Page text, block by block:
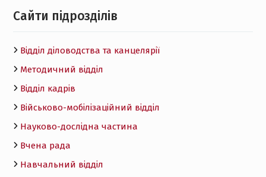
Cайти підрозділів
Відділ діловодства та канцелярії
Методичний відділ
Відділ кадрів
Військово-мобілізаційний відділ
Науково-дослідна частина
Вчена рада
Навчальний відділ